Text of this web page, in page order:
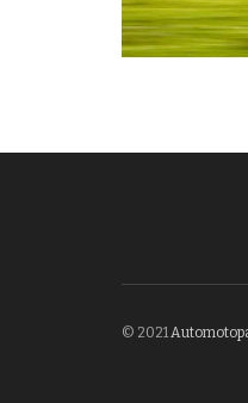
© 2021